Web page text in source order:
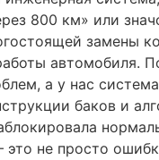
800 км» или
замены
а у нас
баков и
не просто